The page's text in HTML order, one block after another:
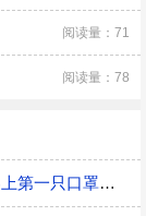
阅读量：71
阅读量：78
世界上第一个使用口罩的国家是哪个国家世界上第一只口罩是谁发明的